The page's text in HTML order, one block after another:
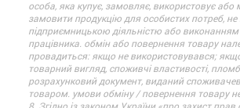
особа, яка купує, замовляє, використовує
замовити продукцію для особистих потреб, не
підприємницькою діяльністю або виконанням
працівника. обмін або повернення товару
провадиться: якщо не використовувався;
товарний вигляд, споживчі властивості,
розрахунковий документ, виданий
товаром. умови обміну / повернення товару